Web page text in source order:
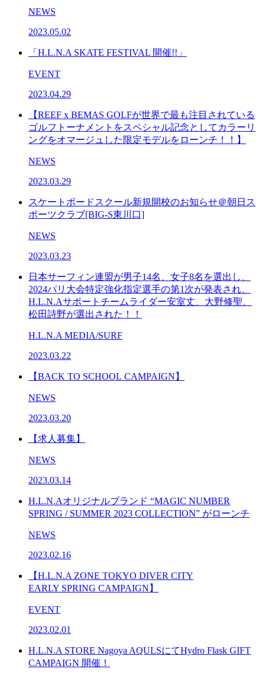
NEWS
2023.05.02
「H.L.N.A SKATE FESTIVAL 開催!!」
EVENT
2023.04.29
【REEF x BEMAS GOLFが世界で最も注目されている
ゴルフトーナメントをスペシャル記念としてカラーリ
ングをオマージュした限定モデルをローンチ！！】
NEWS
2023.03.29
スケートボードスクール新規開校のお知らせ＠朝日ス
ポーツクラブ[BIG-S東川口]
NEWS
2023.03.23
日本サーフィン連盟が男子14名、女子8名を選出し、
2024パリ大会特定強化指定選手の第1次が発表され、
H.L.N.Aサポートチームライダー安室丈、大野修聖、
松田詩野が選出された！！
H.L.N.A MEDIA/SURF
2023.03.22
【BACK TO SCHOOL CAMPAIGN】
NEWS
2023.03.20
【求人募集】
NEWS
2023.03.14
H.L.N.Aオリジナルブランド “MAGIC NUMBER
SPRING / SUMMER 2023 COLLECTION” がローンチ
NEWS
2023.02.16
【H.L.N.A ZONE TOKYO DIVER CITY
EARLY SPRING CAMPAIGN】
EVENT
2023.02.01
H.L.N.A STORE Nagoya AQULSにてHydro Flask GIFT
CAMPAIGN 開催！